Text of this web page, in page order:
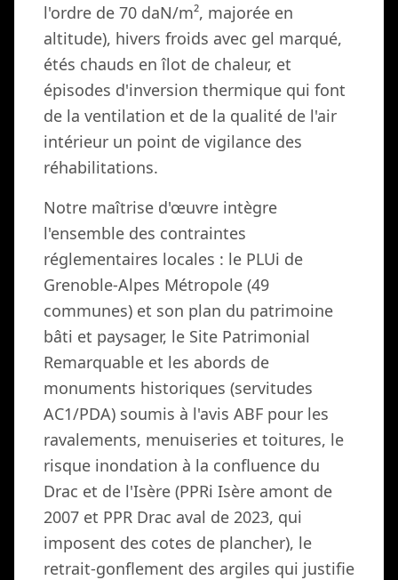
l'ordre de 70 daN/m², majorée en
altitude), hivers froids avec gel marqué,
étés chauds en îlot de chaleur, et
épisodes d'inversion thermique qui font
de la ventilation et de la qualité de l'air
intérieur un point de vigilance des
réhabilitations.
Notre maîtrise d'œuvre intègre
l'ensemble des contraintes
réglementaires locales : le PLUi de
Grenoble-Alpes Métropole (49
communes) et son plan du patrimoine
bâti et paysager, le Site Patrimonial
Remarquable et les abords de
monuments historiques (servitudes
AC1/PDA) soumis à l'avis ABF pour les
ravalements, menuiseries et toitures, le
risque inondation à la confluence du
Drac et de l'Isère (PPRi Isère amont de
2007 et PPR Drac aval de 2023, qui
imposent des cotes de plancher), le
retrait-gonflement des argiles qui justifie